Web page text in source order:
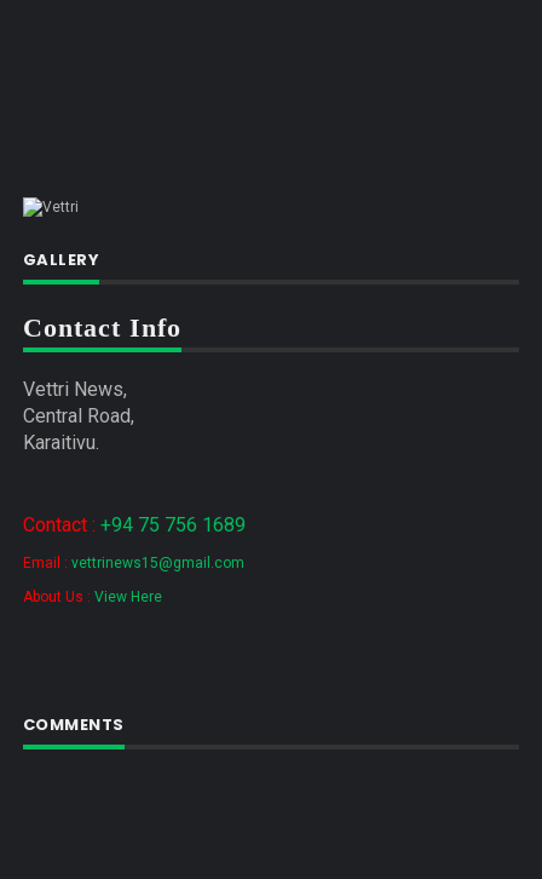
GALLERY
Contact Info
Vettri News,
Central Road,
Karaitivu.
Contact : +94 75 756 1689
Email : vettrinews15@gmail.com
About Us : View Here
COMMENTS